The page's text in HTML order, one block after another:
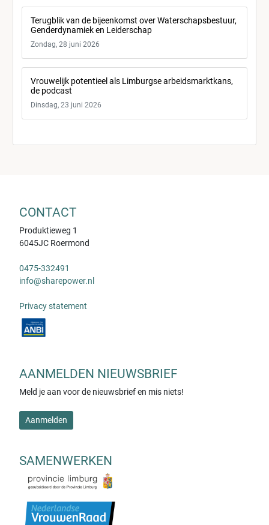
Terugblik van de bijeenkomst over Waterschapsbestuur,
Genderdynamiek en Leiderschap
Zondag, 28 juni 2026
Vrouwelijk potentieel als Limburgse arbeidsmarktkans,
de podcast
Dinsdag, 23 juni 2026
CONTACT
Produktieweg 1
6045JC Roermond
0475-332491
info@sharepower.nl
Privacy statement
AANMELDEN NIEUWSBRIEF
Meld je aan voor de nieuwsbrief en mis niets!
Aanmelden
SAMENWERKEN